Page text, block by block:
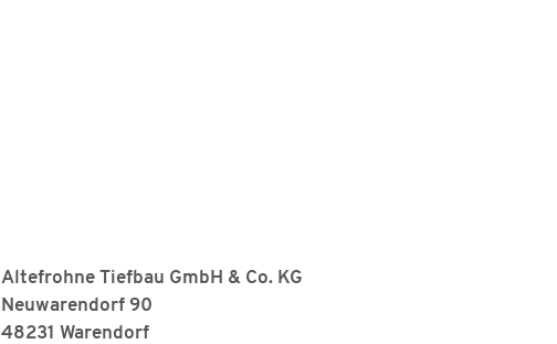
Altefrohne Tiefbau GmbH & Co. KG
Neuwarendorf 90
48231 Warendorf